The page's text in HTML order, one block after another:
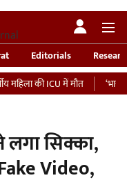
Editorials
ICU में मौत
‘भारतीय सेना
लगा सिक्का,
Video,